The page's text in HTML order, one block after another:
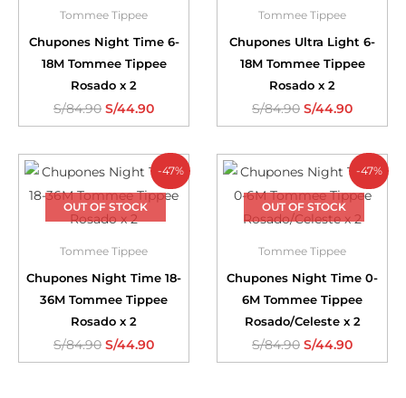
Tommee Tippee
Chupones Night Time 6-
18M Tommee Tippee
Rosado x 2
S/84.90 S/44.90
Tommee Tippee
Chupones Ultra Light 6-
18M Tommee Tippee
Rosado x 2
S/84.90 S/44.90
-47%
OUT OF STOCK
Tommee Tippee
Chupones Night Time 18-
36M Tommee Tippee
Rosado x 2
S/84.90 S/44.90
-47%
OUT OF STOCK
Tommee Tippee
Chupones Night Time 0-
6M Tommee Tippee
Rosado/Celeste x 2
S/84.90 S/44.90